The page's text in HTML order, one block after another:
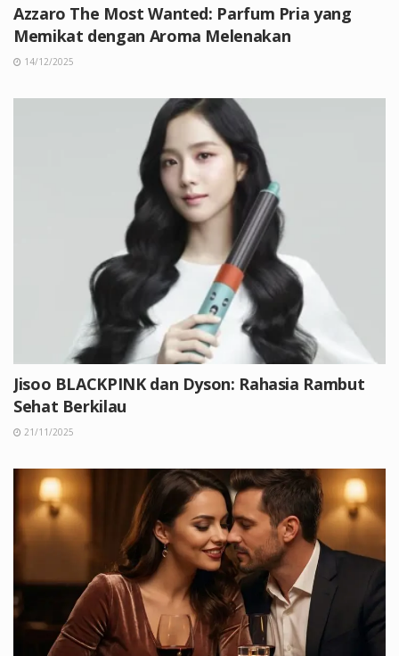
Azzaro The Most Wanted: Parfum Pria yang
Memikat dengan Aroma Melenakan
14/12/2025
Jisoo BLACKPINK dan Dyson: Rahasia Rambut
Sehat Berkilau
21/11/2025